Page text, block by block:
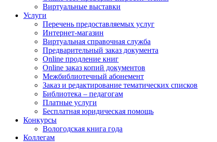
Виртуальные выставки
Услуги
Перечень предоставляемых услуг
Интернет-магазин
Виртуальная справочная служба
Предварительный заказ документа
Online продление книг
Online заказ копий документов
Межбиблиотечный абонемент
Заказ и редактирование тематических списков
Библиотека – педагогам
Платные услуги
Бесплатная юридическая помощь
Конкурсы
Вологодская книга года
Коллегам